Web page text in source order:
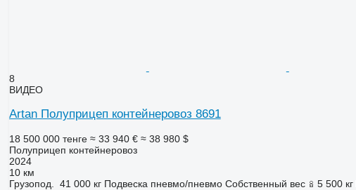
8
ВИДЕО
Artan Полуприцеп контейнеровоз 8691
18 500 000 тенге ≈ 33 940 € ≈ 38 980 $
Полуприцеп контейнеровоз
2024
10 км
Грузопод.
41 000 кг Подвеска пневмо/пневмо Собственный вес 5 500 кг